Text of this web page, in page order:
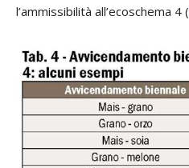
l’ammissibilità all’ecoschema 4 (